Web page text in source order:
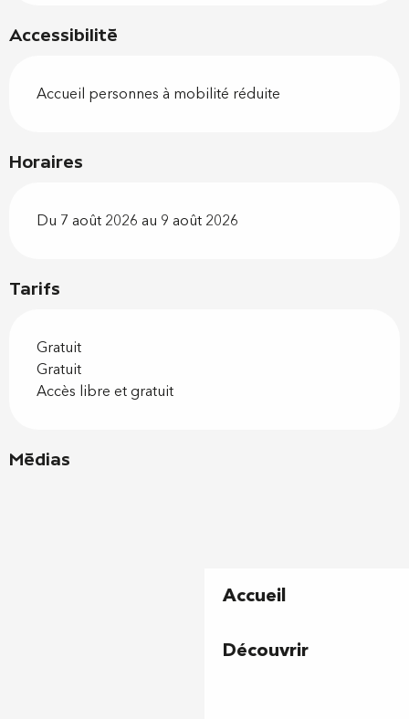
Accueil
Découvrir
Accessibilité
Accueil personnes à mobilité réduite
Horaires
Du 7 août 2026 au 9 août 2026
Tarifs
Gratuit
Gratuit
Accès libre et gratuit
Médias